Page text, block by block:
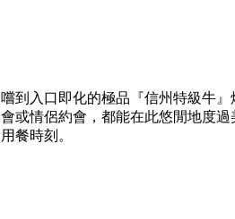
入口即化的極品『信州特級牛
或情侶約會，都能在此悠閒地度過
餐時刻。